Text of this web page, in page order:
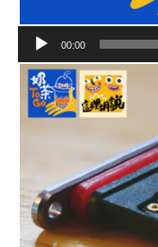
播
器
00:00